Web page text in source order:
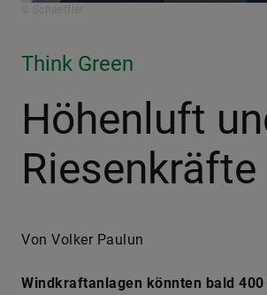
Think Green
Höhenluft
Riesenkräfte
Von Volker Paulun
Windkraftanlagen könnten bald